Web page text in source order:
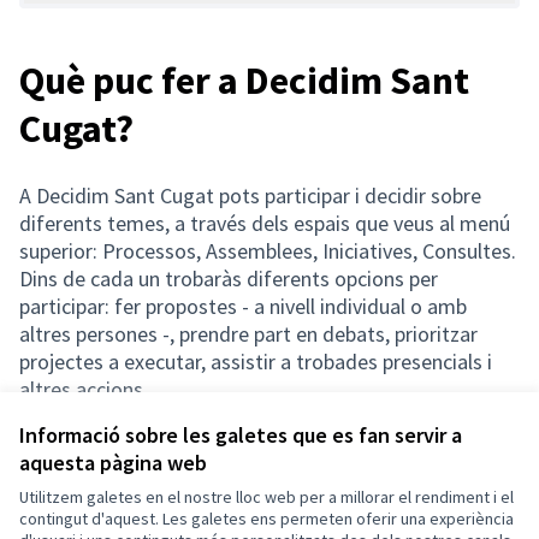
Informació sobre les galetes que es fan servir a
aquesta pàgina web
Utilitzem galetes en el nostre lloc web per a millorar el rendiment i el
contingut d'aquest. Les galetes ens permeten oferir una experiència
Què puc fer a Decidim Sant
Cugat?
A Decidim Sant Cugat pots participar i decidir sobre
diferents temes, a través dels espais que veus al menú
superior: Processos, Assemblees, Iniciatives, Consultes.
Dins de cada un trobaràs diferents opcions per
participar: fer propostes - a nivell individual o amb
altres persones -, prendre part en debats, prioritzar
projectes a executar, assistir a trobades presencials i
altres accions.
Termes i condicions d'ús
Configuració de les galetes